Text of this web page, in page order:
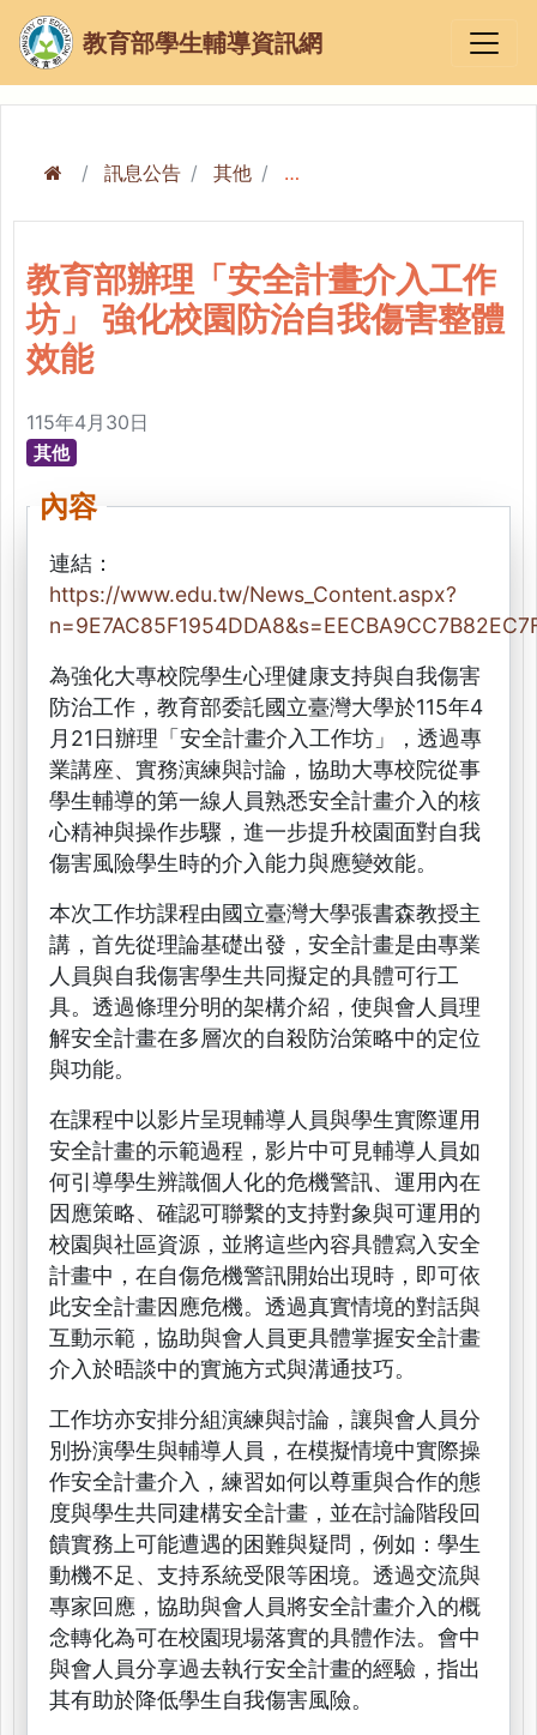
教育部學生輔導資訊網
訊息公告 其他
教育部辦理「安全計畫介入工作
坊」 強化校園防治自我傷害整體
效能
115年4月30日
其他
內容
連結：
https://www.edu.tw/News_Content.aspx?
為強化大專校院學生心理健康支持與自我傷害
防治工作，教育部委託國立臺灣大學於115年4
月21日辦理「安全計畫介入工作坊」，透過專
業講座、實務演練與討論，協助大專校院從事
學生輔導的第一線人員熟悉安全計畫介入的核
心精神與操作步驟，進一步提升校園面對自我
傷害風險學生時的介入能力與應變效能。
本次工作坊課程由國立臺灣大學張書森教授主
講，首先從理論基礎出發，安全計畫是由專業
人員與自我傷害學生共同擬定的具體可行工
具。透過條理分明的架構介紹，使與會人員理
解安全計畫在多層次的自殺防治策略中的定位
與功能。
在課程中以影片呈現輔導人員與學生實際運用
安全計畫的示範過程，影片中可見輔導人員如
何引導學生辨識個人化的危機警訊、運用內在
因應策略、確認可聯繫的支持對象與可運用的
校園與社區資源，並將這些內容具體寫入安全
計畫中，在自傷危機警訊開始出現時，即可依
此安全計畫因應危機。透過真實情境的對話與
互動示範，協助與會人員更具體掌握安全計畫
介入於晤談中的實施方式與溝通技巧。
工作坊亦安排分組演練與討論，讓與會人員分
別扮演學生與輔導人員，在模擬情境中實際操
作安全計畫介入，練習如何以尊重與合作的態
度與學生共同建構安全計畫，並在討論階段回
饋實務上可能遭遇的困難與疑問，例如：學生
動機不足、支持系統受限等困境。透過交流與
專家回應，協助與會人員將安全計畫介入的概
念轉化為可在校園現場落實的具體作法。會中
與會人員分享過去執行安全計畫的經驗，指出
其有助於降低學生自我傷害風險。